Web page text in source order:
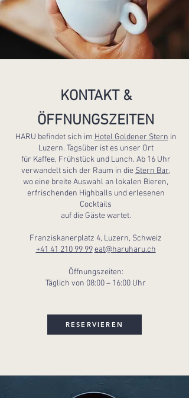
KONTAKT &
ÖFFNUNGSZEITEN
HARU befindet sich im Hotel Goldener Stern in
Luzern. Tagsüber ist es unser Ort
für Kaffee, Frühstück und Lunch. Ab 16 Uhr
verwandelt sich der Raum in die Stern Bar,
wo eine breite Auswahl an lokalen Bieren,
erfrischenden Highballs und erlesenen
Cocktails
auf die Gäste wartet.
Franziskanerplatz 4, Luzern, Schweiz
+41 41 210 99 99 eat@haruharu.ch
Öffnungszeiten:
Täglich von 08:00 – 16:00 Uhr
RESERVIEREN